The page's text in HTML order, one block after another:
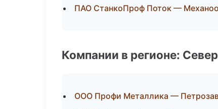
ПАО СтанкоПроф Поток —
Компании в регионе:
ООО Профи Металлика —